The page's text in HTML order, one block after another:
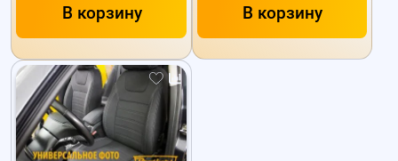
В корзину В корзину